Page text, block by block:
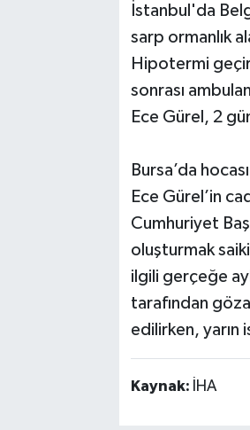
İstanbul'da
sarp ormanlık
Hipotermi
sonrası
Ece Gürel, 2
Bursa’da
Ece Gürel’in
Cumhuriyet
oluşturmak
ilgili gerçeğe
tarafından
edilirken, yarın
Kaynak: İHA